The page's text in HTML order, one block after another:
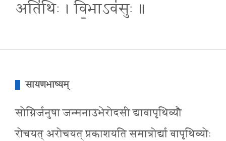
अति॑थिः । वि॒भाऽव॑सुः ॥
सायणभाष्यम्
सोग्निर्जनुषा जन्मनाउभेरोदसी द्यावापृथिव्यौ
रोचयत् अरोचयत् प्रकाशयति समात्रोर्द्या वापृथिव्योः